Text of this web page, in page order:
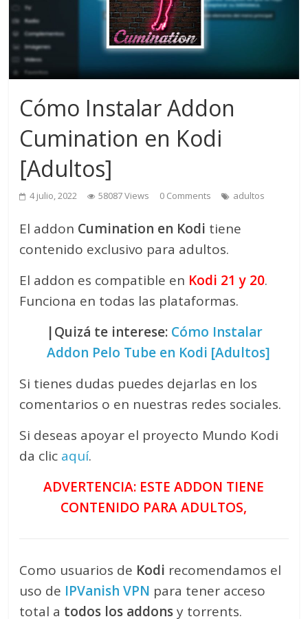
Cómo Instalar Addon
Cumination en Kodi
[Adultos]
4 julio, 2022 58087 Views 0 Comments adultos
El addon Cumination en Kodi tiene
contenido exclusivo para adultos.
El addon es compatible en Kodi 21 y 20.
Funciona en todas las plataformas.
|Quizá te interese: Cómo Instalar
Addon Pelo Tube en Kodi [Adultos]
Si tienes dudas puedes dejarlas en los
comentarios o en nuestras redes sociales.
Si deseas apoyar el proyecto Mundo Kodi
da clic aquí.
ADVERTENCIA: ESTE ADDON TIENE
CONTENIDO PARA ADULTOS,
Como usuarios de Kodi recomendamos el
uso de IPVanish VPN para tener acceso
total a todos los addonsy torrents.